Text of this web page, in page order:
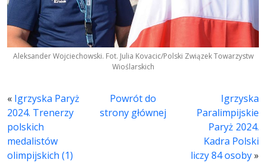
Aleksander Wojciechowski. Fot. Julia Kovacic/Polski Związek Towarzystw
Wioślarskich
« Igrzyska Paryż
2024. Trenerzy
polskich
medalistów
olimpijskich (1)
Powrót do
strony głównej
Igrzyska
Paralimpijskie
Paryż 2024.
Kadra Polski
liczy 84 osoby»